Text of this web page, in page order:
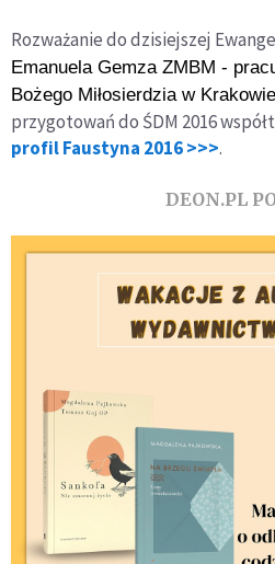
Rozważanie do dzisiejszej
Emanuela Gemza ZMBM -
Bożego Miłosierdzia w
przygotowań do ŚDM 2016
profil Faustyna 2016 >>>.
DEON.PL